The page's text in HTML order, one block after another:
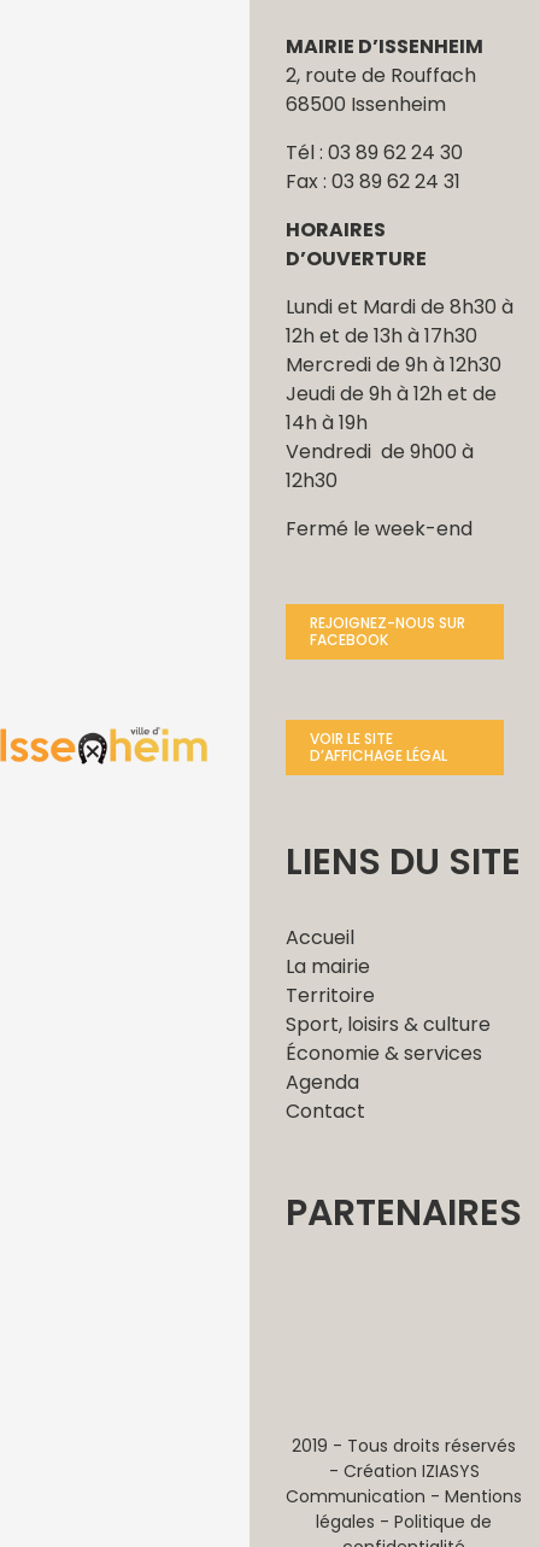
MAIRIE D’ISSENHEIM
2, route de Rouffach
68500 Issenheim
Tél : 03 89 62 24 30
Fax : 03 89 62 24 31
HORAIRES
D’OUVERTURE
Lundi et Mardi de 8h30 à
12h et de 13h à 17h30
Mercredi de 9h à 12h30
Jeudi de 9h à 12h et de
14h à 19h
Vendredi de 9h00 à
12h30
Fermé le week-end
REJOIGNEZ-NOUS SUR
FACEBOOK
VOIR LE SITE
D’AFFICHAGE LÉGAL
LIENS DU SITE
Accueil
La mairie
Territoire
Sport, loisirs & culture
Économie & services
Agenda
Contact
PARTENAIRES
2019 - Tous droits réservés
- Création IZIASYS
Communication - Mentions
légales - Politique de